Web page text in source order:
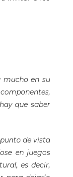
mucho en su
que saber
de vista
en juegos
es decir,